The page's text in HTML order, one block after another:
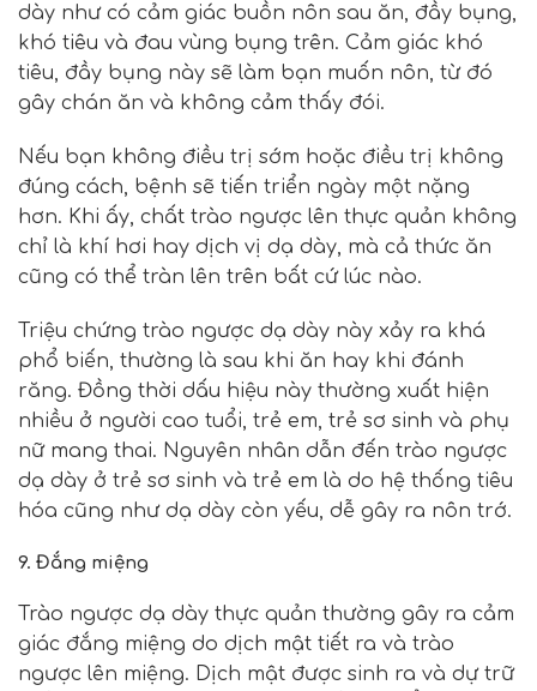
dày như có cảm giác buồn nôn sau ăn, đầy bụng,
khó tiêu và đau vùng bụng trên. Cảm giác khó
tiêu, đầy bụng này sẽ làm bạn muốn nôn, từ đó
gây chán ăn và không cảm thấy đói.
Nếu bạn không điều trị sớm hoặc điều trị không
đúng cách, bệnh sẽ tiến triển ngày một nặng
hơn. Khi ấy, chất trào ngược lên thực quản không
chỉ là khí hơi hay dịch vị dạ dày, mà cả thức ăn
cũng có thể tràn lên trên bất cứ lúc nào.
Triệu chứng trào ngược dạ dày này xảy ra khá
phổ biến, thường là sau khi ăn hay khi đánh
răng. Đồng thời dấu hiệu này thường xuất hiện
nhiều ở người cao tuổi, trẻ em, trẻ sơ sinh và phụ
nữ mang thai. Nguyên nhân dẫn đến trào ngược
dạ dày ở trẻ sơ sinh và trẻ em là do hệ thống tiêu
hóa cũng như dạ dày còn yếu, dễ gây ra nôn trớ.
9. Đắng miệng
Trào ngược dạ dày thực quản thường gây ra cảm
giác đắng miệng do dịch mật tiết ra và trào
ngược lên miệng. Dịch mật được sinh ra và dự trữ